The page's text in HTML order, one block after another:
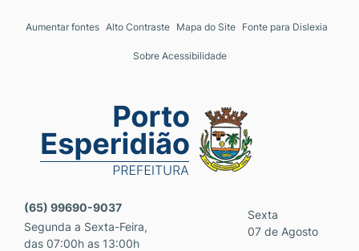
Seção de atalhos e links
Ir para a busca [alt+3]
Aumentar fontes Alto Contraste Mapa do Site Fonte para Dislexia
Sobre Acessibilidade
Seção do menu principal
(65) 99690-9037
Segunda a Sexta-Feira,
das 07:00h as 13:00h
Sexta
07 de Agosto